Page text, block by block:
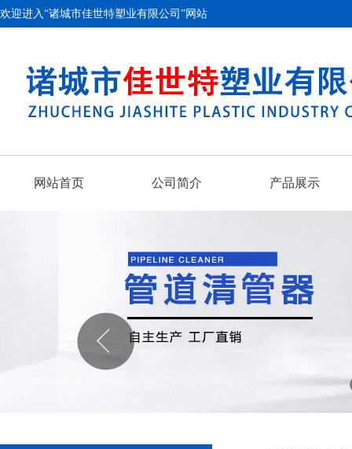
欢迎进入“诸城市佳世特塑业有限公司”网站
网站首页 公司简介 产品展示